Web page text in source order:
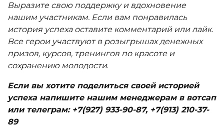
Выразите свою поддержку и вдохновение
нашим участникам. Если вам понравилась
история успеха оставите комментарий или лайк.
Все герои участвуют в розыгрышах денежных
призов, курсов, тренингов по красоте и
сохранению молодости.
Если вы хотите поделиться своей историей
успеха напишите нашим менеджерам в вотсап
или телеграм: +7(927) 933-90-87, +7(913) 210-37-
89